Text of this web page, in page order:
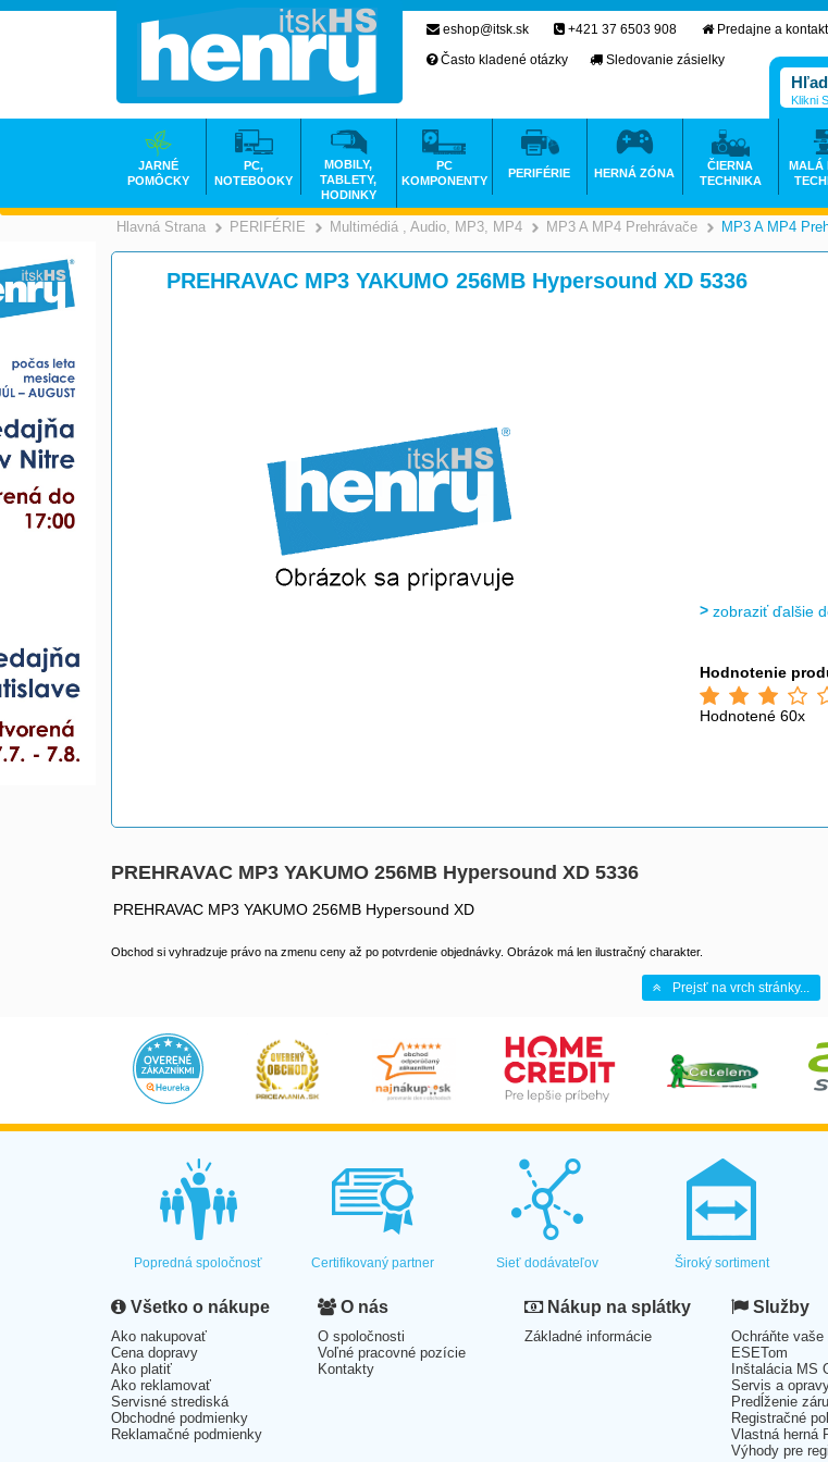
Hlavná Strana >
PERIFÉRIE >
Multimédiá , Audio, MP3, MP4 >
MP3 A MP4 Prehrávače >
MP3 A MP4
PREHRAVAC MP3 YAKUMO 256MB Hypersound XD 5336
zobraziť ďalšie
Hodnotenie
Hodnotené 60x
PREHRAVAC MP3 YAKUMO 256MB Hypersound XD 5336
PREHRAVAC MP3 YAKUMO 256MB Hypersound XD
Obchod si vyhradzuje právo na zmenu ceny až po potvrdenie objednávky. Obrázok má len ilustračný charakter.
Prejsť na vrch stránky...
eshop@itsk.sk +421 37 6503 908
Predajne a
Často kladené otázky
Sledovanie zásielky
Klikni
JARNÉ
POMÔCKY
PC,
NOTEBOOKY
MOBILY,
TABLETY,
HODINKY
PC
KOMPONENTY
PERIFÉRIE HERNÁ ZÓNA
ČIERNA
TECHNIKA
MALÁ
Popredná spoločnosť Certifikovaný partner Sieť dodávateľov Široký sortiment
Všetko o nákupe
Ako nakupovať
Cena dopravy
Ako platiť
Ako reklamovať
Servisné strediská
Obchodné podmienky
Reklamačné podmienky
O nás
O spoločnosti
Voľné pracovné pozície
Kontakty
Nákup na splátky
Základné informácie
Služby
Ochráňte vaše
ESETom
Inštalácia MS
Servis a
Predĺženie
Registračné
Vlastná herná
Výhody pre